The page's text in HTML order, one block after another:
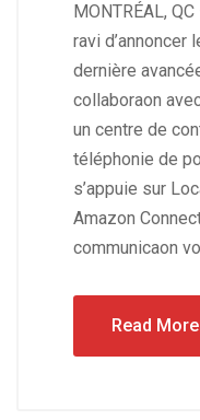
MONTRÉAL,
ravi d’annoncer
dernière
collaboraon
un centre de
téléphonie de
s’appuie sur
Amazon
communicaon
Read More